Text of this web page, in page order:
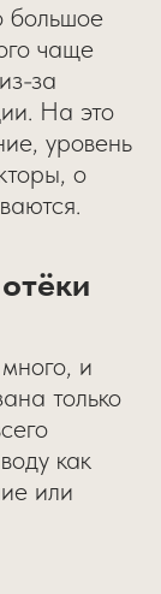
большое
чаще
за
На это
уровень
о
и
только
как
или